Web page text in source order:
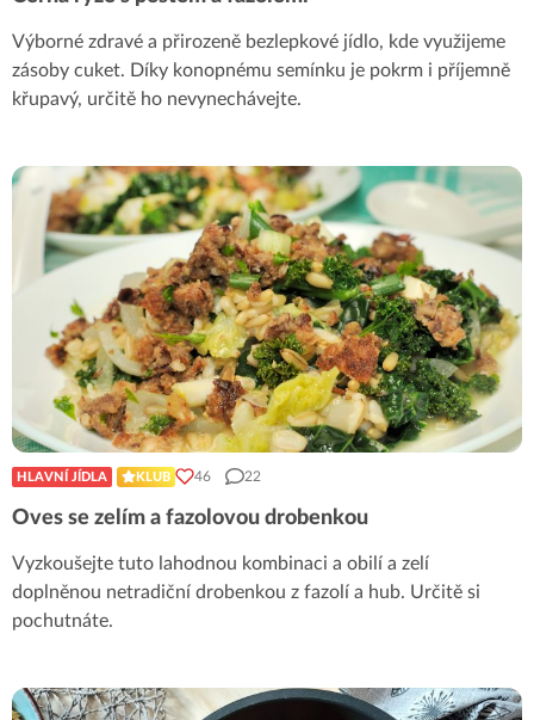
Výborné zdravé a přirozeně bezlepkové jídlo, kde využijeme
zásoby cuket. Díky konopnému semínku je pokrm i příjemně
křupavý, určitě ho nevynechávejte.
HLAVNÍ JÍDLA KLUB 46 22
Oves se zelím a fazolovou drobenkou
Vyzkoušejte tuto lahodnou kombinaci a obilí a zelí
doplněnou netradiční drobenkou z fazolí a hub. Určitě si
pochutnáte.